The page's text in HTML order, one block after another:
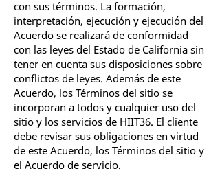
con sus términos. La formación,
interpretación, ejecución y ejecución del
Acuerdo se realizará de conformidad
con las leyes del Estado de California sin
tener en cuenta sus disposiciones sobre
conflictos de leyes. Además de este
Acuerdo, los Términos del sitio se
incorporan a todos y cualquier uso del
sitio y los servicios de HIIT36. El cliente
debe revisar sus obligaciones en virtud
de este Acuerdo, los Términos del sitio y
el Acuerdo de servicio.